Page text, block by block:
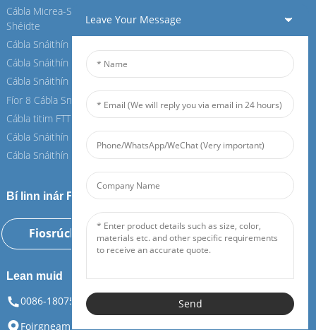
Cábla Micrea-Snáithín Aer-
Shéidte
Cábla Snáithín Laistigh
Cábla Snáithín OPGW
Cábla Snáithín Aeir
Fíor 8 Cábla Snáithín
Cábla titim FTTH
Cábla Snáithín ASU
Cábla Snáithín ADSS
Shéidte
Cábla Snáithín Aeir
Fíor 8 Cábla Snáithín
Cábla titim FTTH
Cábla Snáithín ADSS
Bí linn inár Feiboer
Fiosrúchán Anois
Lean muid
0086-18075108880
info@feiboer.com.cn
Foirgneamh 1, Ard-Mhéara Zhongjianbaobao, Uimh. 30,
Leave Your Message
Send